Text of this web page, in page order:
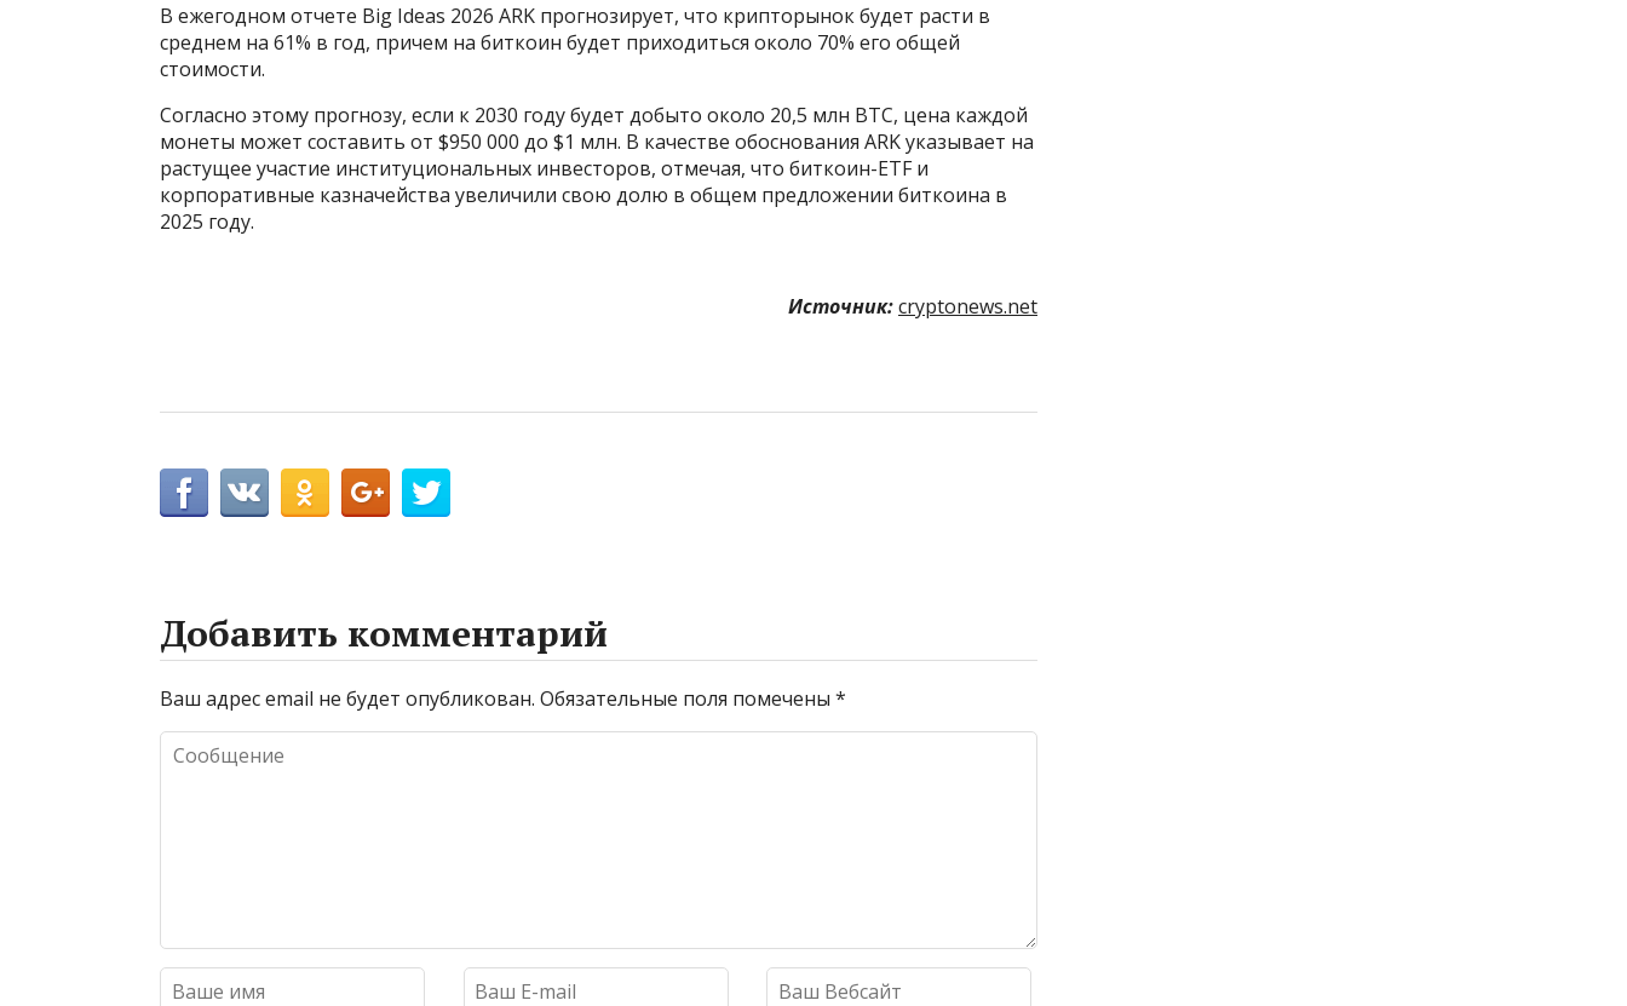
В ежегодном отчете Big Ideas 2026 ARK прогнозирует, что крипторынок будет расти в
среднем на 61% в год, причем на биткоин будет приходиться около 70% его общей
стоимости.
Согласно этому прогнозу, если к 2030 году будет добыто около 20,5 млн BTC, цена каждой
монеты может составить от $950 000 до $1 млн. В качестве обоснования ARK указывает на
растущее участие институциональных инвесторов, отмечая, что биткоин-ETF и
корпоративные казначейства увеличили свою долю в общем предложении биткоина в
2025 году.
Источник:cryptonews.net
Добавить комментарий
Ваш адрес email не будет опубликован. Обязательные поля помечены *